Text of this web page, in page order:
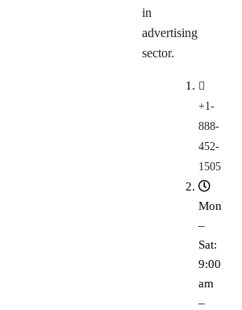
in
advertising
sector.
+1-
888-
452-
1505
Mon
–
Sat:
9:00
am
–